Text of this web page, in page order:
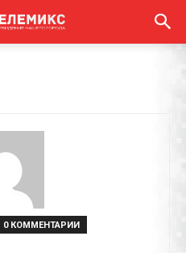
0 КОММЕНТАРИИ